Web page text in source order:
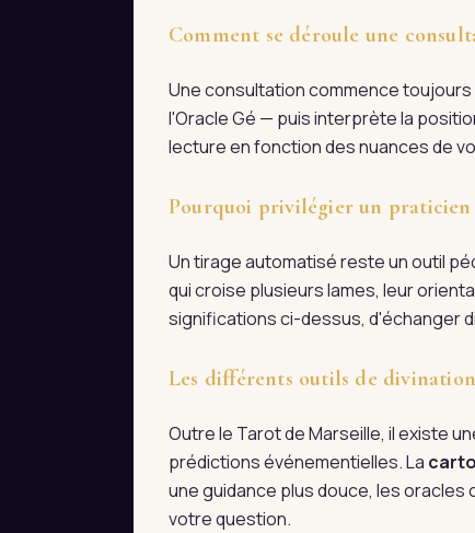
Comment se déroule une
Une consultation commence
l'Oracle Gé — puis interprète la
lecture en fonction des nuances de
Pourquoi privilégier un
Un tirage automatisé reste un outil
qui croise plusieurs lames, leur
significations ci-dessus, d'échanger
Les différents outils de
Outre le Tarot de Marseille, il existe
prédictions événementielles. La
une guidance plus douce, les
votre question.